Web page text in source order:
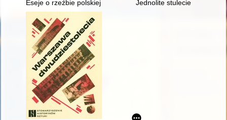
Eseje o rzeźbie polskiej 1918-2018 = Essays on Polish
Jednolite stulecie